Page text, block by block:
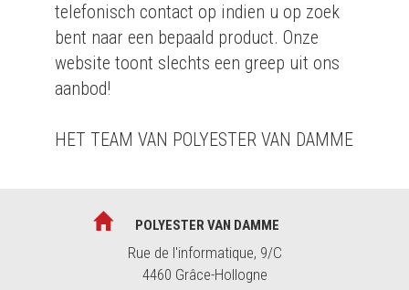
telefonisch contact op indien u op zoek
bent naar een bepaald product. Onze
website toont slechts een greep uit ons
aanbod!
HET TEAM VAN POLYESTER VAN DAMME
POLYESTER VAN DAMME
Rue de l'informatique, 9/C
4460 Grâce-Hollogne